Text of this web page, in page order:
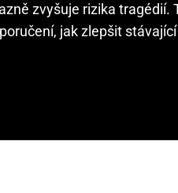
zvyšuje rizika tragédií.
jak zlepšit